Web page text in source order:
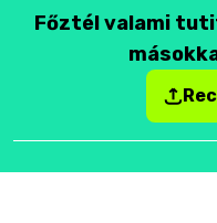
Főztél valami